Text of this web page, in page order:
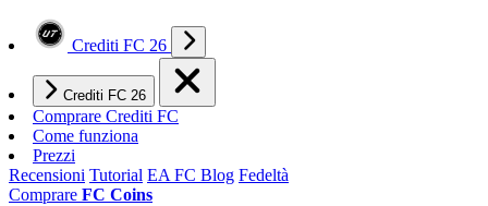
Crediti FC 26
Crediti FC 26
Comprare Crediti FC
Come funziona
Prezzi
Recensioni Tutorial EA FC Blog Fedeltà
Comprare FC Coins